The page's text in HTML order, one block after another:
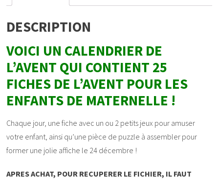
DESCRIPTION
VOICI UN CALENDRIER DE
L’AVENT QUI CONTIENT 25
FICHES DE L’AVENT POUR LES
ENFANTS DE MATERNELLE !
Chaque jour, une fiche avec un ou 2 petits jeux pour amuser
votre enfant, ainsi qu’une pièce de puzzle à assembler pour
former une jolie affiche le 24 décembre !
APRES ACHAT, POUR RECUPERER LE FICHIER, IL FAUT